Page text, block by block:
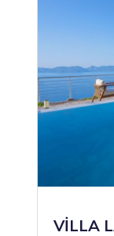
VİLLA